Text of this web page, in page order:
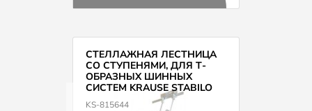
СТЕЛЛАЖНАЯ ЛЕСТНИЦА
СО СТУПЕНЯМИ, ДЛЯ Т-
ОБРАЗНЫХ ШИННЫХ
СИСТЕМ KRAUSE STABILO
815644
KS-815644